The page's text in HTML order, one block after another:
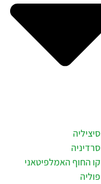
סיציליה
סרדיניה
קו החוף האמלפיטאני
פוליה